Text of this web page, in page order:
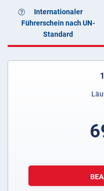
Internationaler
Führerschein nach UN-
Standard